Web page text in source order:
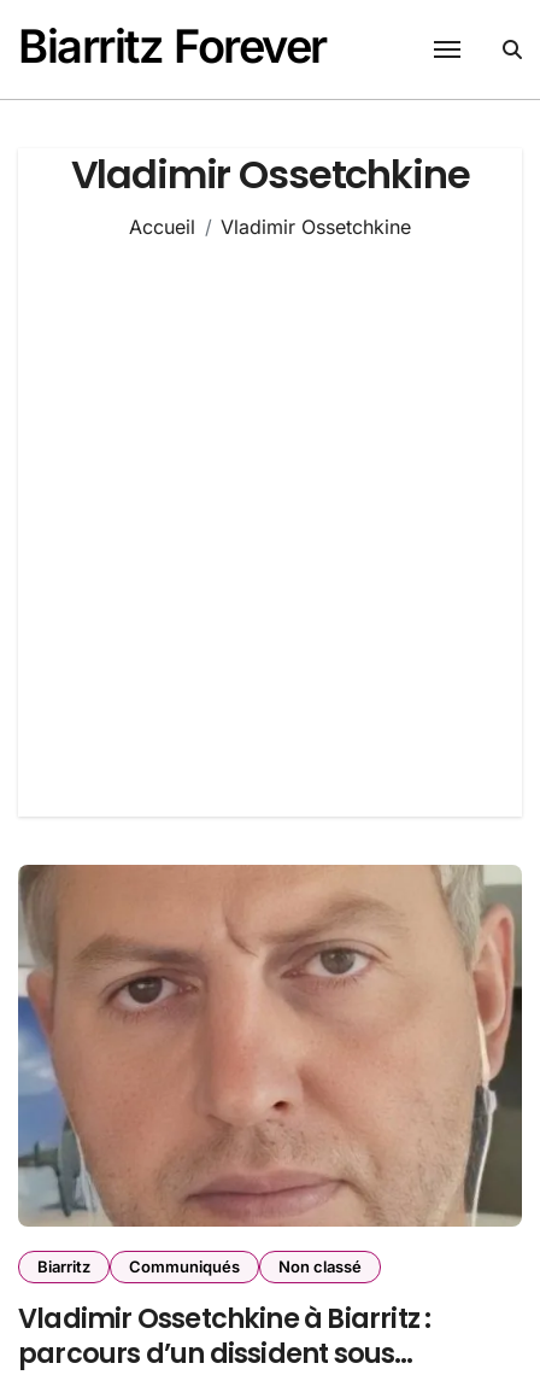
contenu
Biarritz Forever
Vladimir Ossetchkine
Accueil Vladimir Ossetchkine
Biarritz Communiqués Non classé
Vladimir Ossetchkine à Biarritz :
parcours d’un dissident sous